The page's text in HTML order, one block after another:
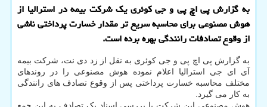
به گزارش پی اچ پی و جی کوئری یک شرکت بیمه در استرالیا از
هوش مصنوعی برای محاسبه سریع تر مقدار خسارت پرداختی ناشی
از وقوع تصادفات رانندگی بهره برده است.
به گزارش پی اچ پی و جی کوئری به نقل از زد دی نت، شرکت بیمه
آی ای جی استرالیا اعلام نموده هوش مصنوعی را در روندهای
مختلف محاسبه خسارت پرداختی پس از وقوع تصادف های رانندگی
به کار می گیرد.